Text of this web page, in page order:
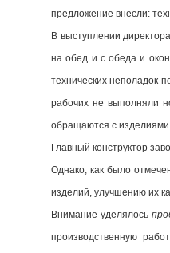
предложение внесли:
В выступлении
на обед и с обеда и
технических неполадок
рабочих не выполняли
обращаются с
Главный конструктор
Однако, как было
изделий, улучшению их
Внимание уделялось
производственную